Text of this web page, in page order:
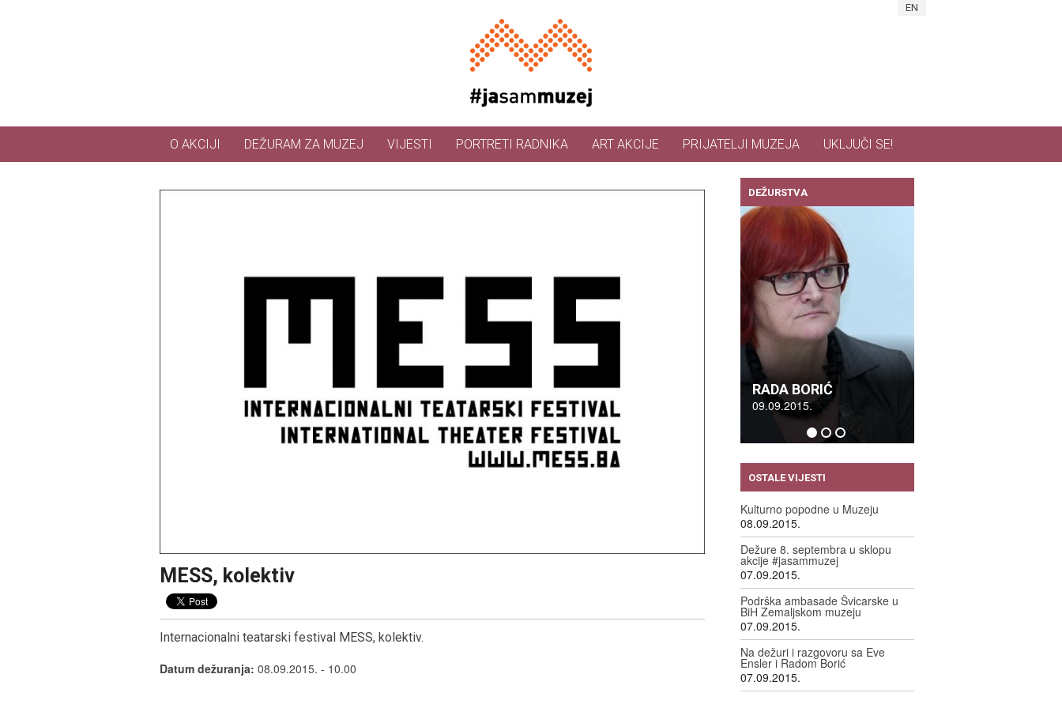
EN
O AKCIJI DEŽURAM ZA MUZEJ VIJESTI PORTRETI RADNIKA ART AKCIJE PRIJATELJI MUZEJA UKLJUČI SE!
MESS, kolektiv
Internacionalni teatarski festival MESS, kolektiv.
Datum dežuranja: 08.09.2015. - 10.00
DEŽURSTVA
RADA BORIĆ
09.09.2015.
OSTALE VIJESTI
Kulturno popodne u Muzeju
08.09.2015.
Dežure 8. septembra u sklopu
akcije #jasammuzej
07.09.2015.
Podrška ambasade Švicarske u
BiH Zemaljskom muzeju
07.09.2015.
Na dežuri i razgovoru sa Eve
Ensler i Radom Borić
07.09.2015.